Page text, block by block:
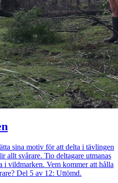
sina motiv för att delta i tävlingen
allt svårare. Tio deltagare utmanas
i vildmarken. Vem kommer att hålla
Del 5 av 12: Uttömd.